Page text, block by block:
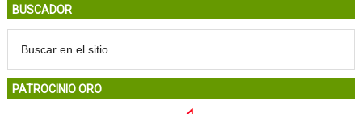
BUSCADOR
PATROCINIO ORO